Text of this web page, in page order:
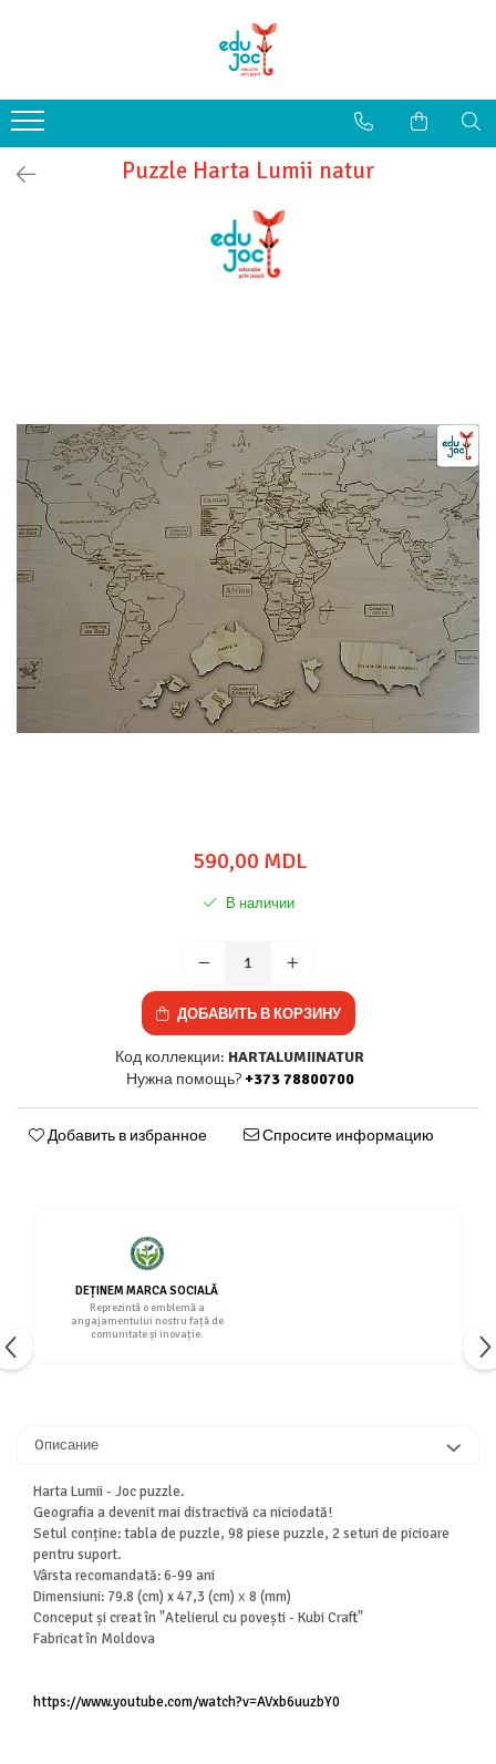
1-2 ani
3-4 ani
5-7 ani
Puzzle Harta Lumii natur
590,00 MDL
В наличии
ДОБАВИТЬ В КОРЗИНУ
Код коллекции: HARTALUMIINATUR
Нужна помощь? +373 78800700
Добавить в избранное Спросите информацию
DEȚINEM MARCA SOCIALĂ
Reprezintă o emblemă a
angajamentului nostru față de
comunitate și inovație.
Oписание
Harta Lumii - Joc puzzle.
Geografia a devenit mai distractivă ca niciodată!
Setul conține: tabla de puzzle, 98 piese puzzle, 2 seturi de picioare
pentru suport.
Vârsta recomandată: 6-99 ani
Dimensiuni: 79.8 (cm) x 47,3 (cm) х 8 (mm)
Conceput și creat în "Atelierul cu povești - Kubi Craft"
Fabricat în Moldova
https://www.youtube.com/watch?v=AVxb6uuzbY0